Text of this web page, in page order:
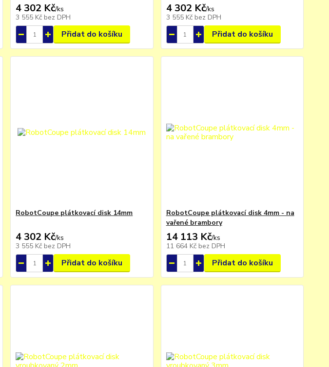
4 302 Kč/ks
3 555 Kč bez DPH
Přidat do košíku
4 302 Kč/ks
3 555 Kč bez DPH
Přidat do košíku
RobotCoupe plátkovací disk 14mm
4 302 Kč/ks
3 555 Kč bez DPH
Přidat do košíku
RobotCoupe plátkovací disk 4mm - na
vařené brambory
14 113 Kč/ks
11 664 Kč bez DPH
Přidat do košíku